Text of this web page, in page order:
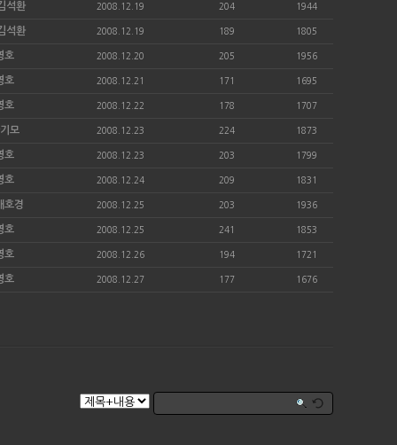
석환 2008.12.19 204 1944
석환 2008.12.19 189 1805
호 2008.12.20 205 1956
호 2008.12.21 171 1695
호 2008.12.22 178 1707
모 2008.12.23 224 1873
호 2008.12.23 203 1799
호 2008.12.24 209 1831
호경 2008.12.25 203 1936
호 2008.12.25 241 1853
호 2008.12.26 194 1721
호 2008.12.27 177 1676